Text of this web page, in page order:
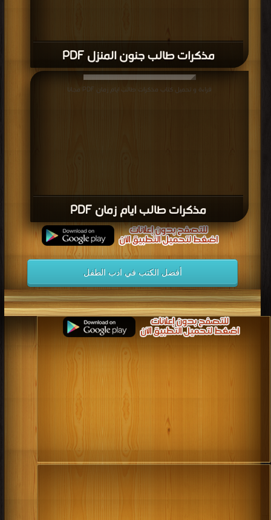
مذكرات طالب جنون المنزل PDF
مذكرات طالب ايام زمان PDF
قراءة و تحميل كتاب مذكرات طالب ايام زمان PDF مجانا
أفضل الكتب في ادب الطفل